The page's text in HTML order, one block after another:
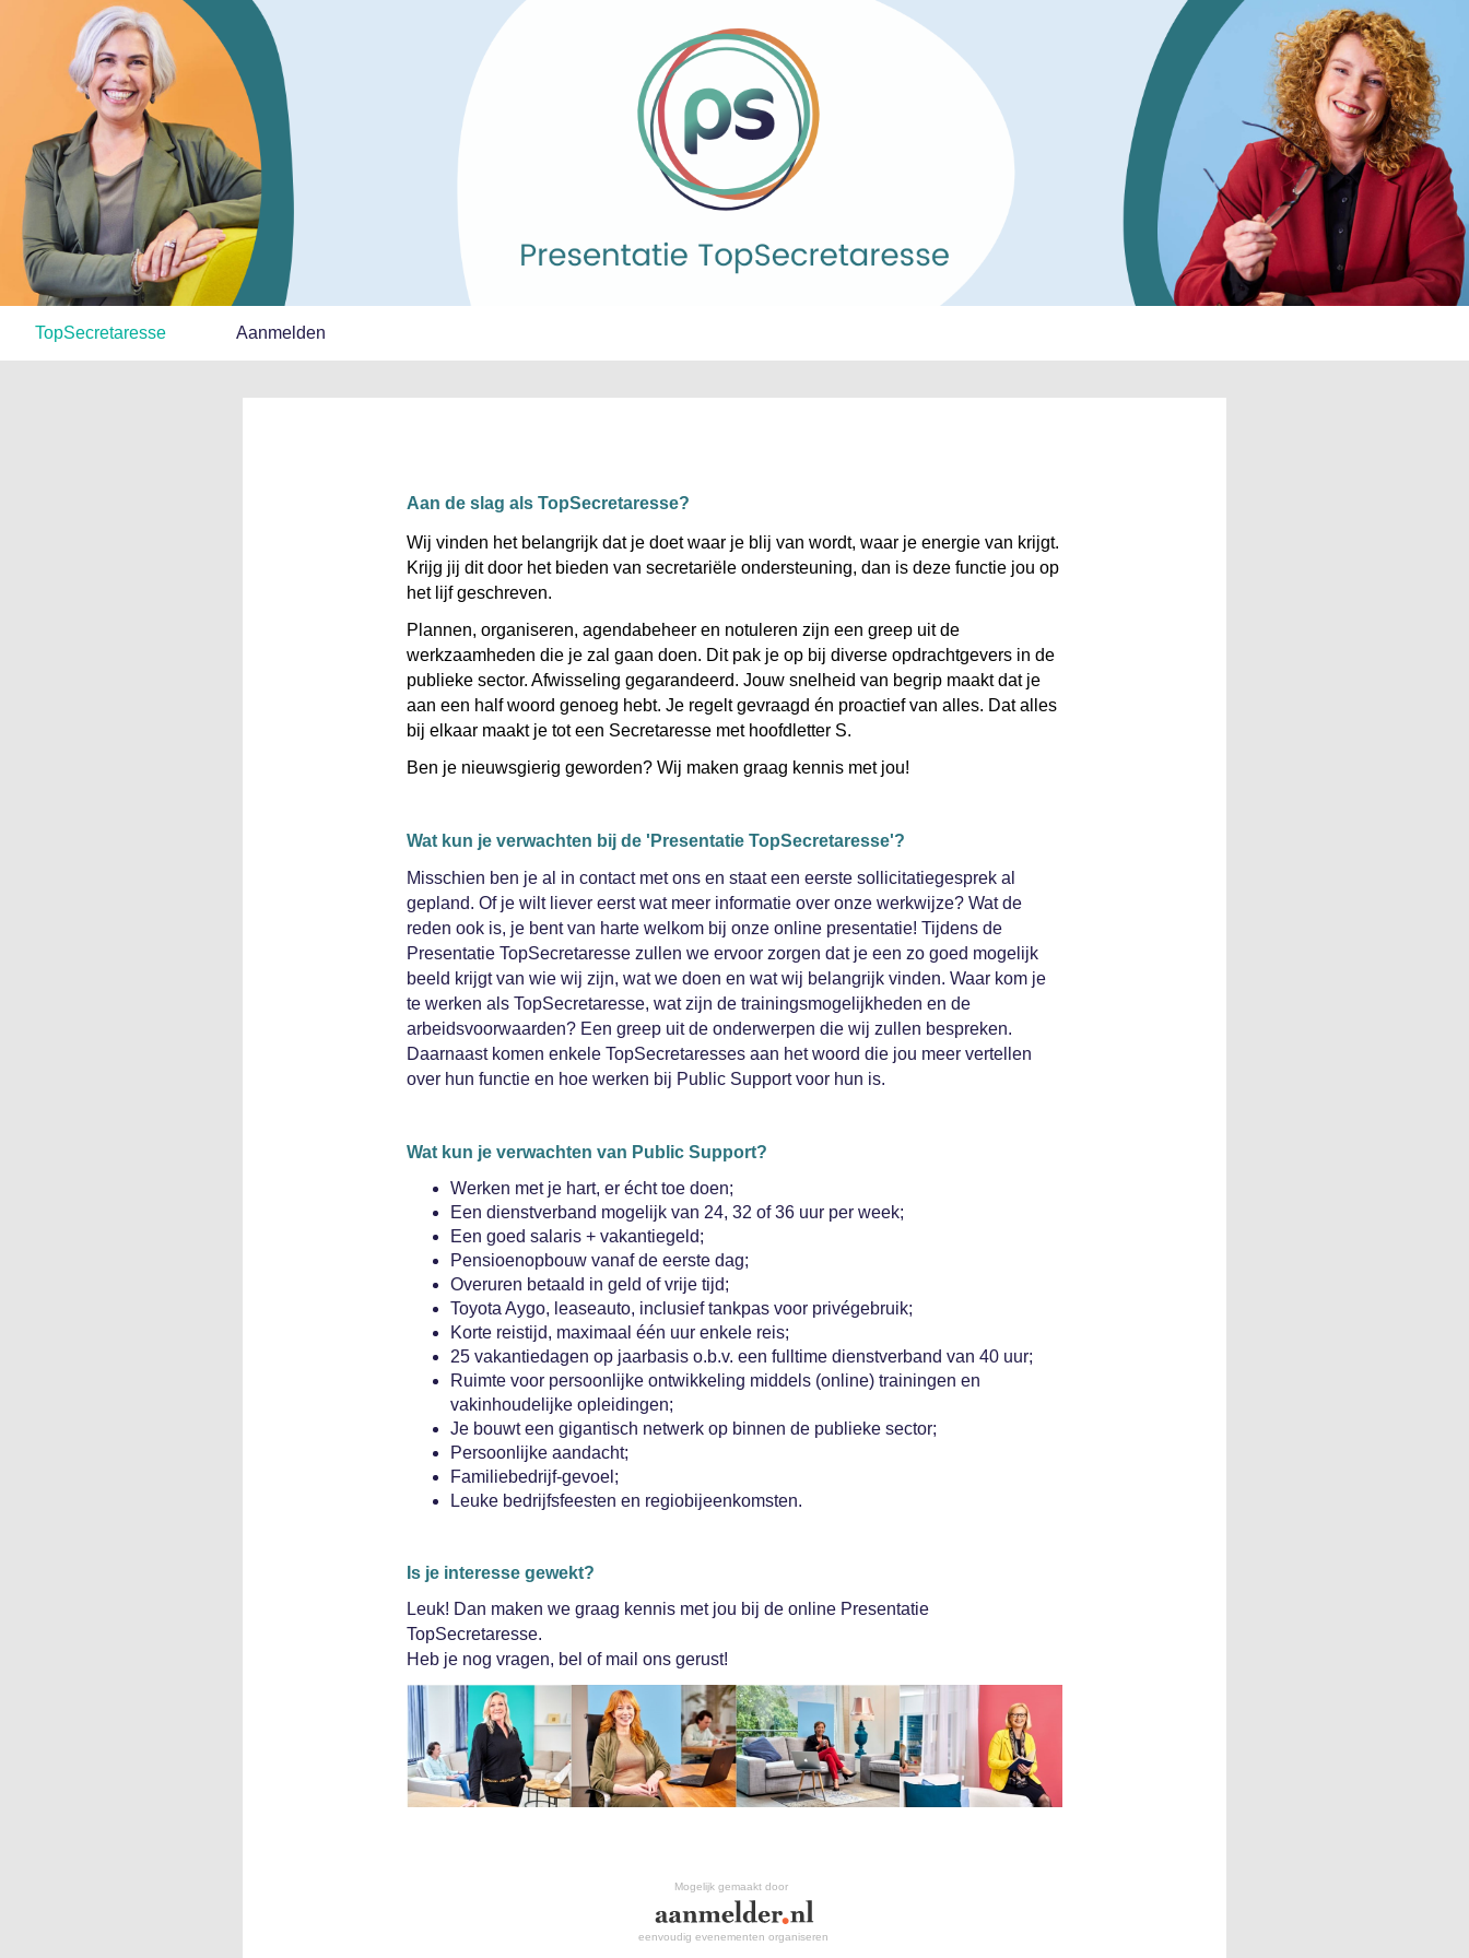
TopSecretaresse Aanmelden
Aan de slag als TopSecretaresse?
Wij vinden het belangrijk dat je doet waar je blij van wordt, waar je energie van krijgt.
Krijg jij dit door het bieden van secretariële ondersteuning, dan is deze functie jou op
het lijf geschreven.
Plannen, organiseren, agendabeheer en notuleren zijn een greep uit de
werkzaamheden die je zal gaan doen. Dit pak je op bij diverse opdrachtgevers in de
publieke sector. Afwisseling gegarandeerd. Jouw snelheid van begrip maakt dat je
aan een half woord genoeg hebt. Je regelt gevraagd én proactief van alles. Dat alles
bij elkaar maakt je tot een Secretaresse met hoofdletter S.
Ben je nieuwsgierig geworden? Wij maken graag kennis met jou!
Wat kun je verwachten bij de 'Presentatie TopSecretaresse'?
Misschien ben je al in contact met ons en staat een eerste sollicitatiegesprek al
gepland. Of je wilt liever eerst wat meer informatie over onze werkwijze? Wat de
reden ook is, je bent van harte welkom bij onze online presentatie! Tijdens de
Presentatie TopSecretaresse zullen we ervoor zorgen dat je een zo goed mogelijk
beeld krijgt van wie wij zijn, wat we doen en wat wij belangrijk vinden. Waar kom je
te werken als TopSecretaresse, wat zijn de trainingsmogelijkheden en de
arbeidsvoorwaarden? Een greep uit de onderwerpen die wij zullen bespreken.
Daarnaast komen enkele TopSecretaresses aan het woord die jou meer vertellen
over hun functie en hoe werken bij Public Support voor hun is.
Wat kun je verwachten van Public Support?
Werken met je hart, er écht toe doen;
Een dienstverband mogelijk van 24, 32 of 36 uur per week;
Een goed salaris + vakantiegeld;
Pensioenopbouw vanaf de eerste dag;
Overuren betaald in geld of vrije tijd;
Toyota Aygo, leaseauto, inclusief tankpas voor privégebruik;
Korte reistijd, maximaal één uur enkele reis;
25 vakantiedagen op jaarbasis o.b.v. een fulltime dienstverband van 40 uur;
Ruimte voor persoonlijke ontwikkeling middels (online) trainingen en
vakinhoudelijke opleidingen;
Je bouwt een gigantisch netwerk op binnen de publieke sector;
Persoonlijke aandacht;
Familiebedrijf-gevoel;
Leuke bedrijfsfeesten en regiobijeenkomsten.
Is je interesse gewekt?
Leuk! Dan maken we graag kennis met jou bij de online Presentatie
TopSecretaresse.
Heb je nog vragen, bel of mail ons gerust!
Mogelijk gemaakt door
eenvoudig evenementen organiseren